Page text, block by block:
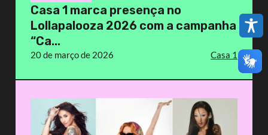
Casa 1 marca presença no
Lollapalooza 2026 com a campanha
“Ca...
20 de março de 2026 Casa 1